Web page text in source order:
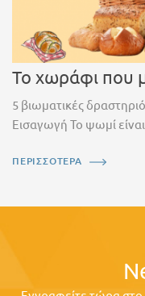
Το χωράφι που
5 βιωματικές
Εισαγωγή Το ψωμί
ΠΕΡΙΣΣΟΤΕΡΑ